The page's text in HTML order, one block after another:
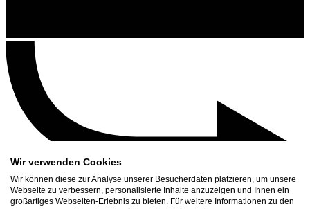
Wir verwenden Cookies
Wir können diese zur Analyse unserer Besucherdaten platzieren, um unsere
Webseite zu verbessern, personalisierte Inhalte anzuzeigen und Ihnen ein
großartiges Webseiten-Erlebnis zu bieten. Für weitere Informationen zu den